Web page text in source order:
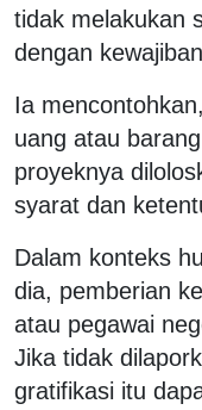
tidak melakukan
dengan
Ia
uang atau
proyeknya
syarat dan
Dalam konteks
dia, pemberian
atau pegawai
Jika tidak
gratifikasi itu